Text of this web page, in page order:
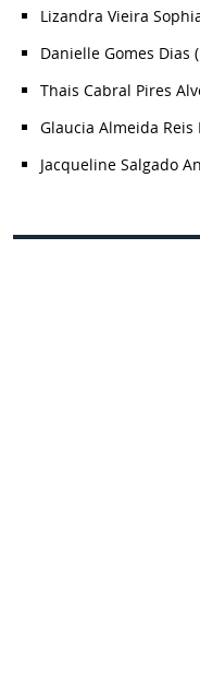
Lizandra Vieira
Danielle Gomes Dias
Thais Cabral Pires
Glaucia Almeida Reis
Jacqueline Salgado